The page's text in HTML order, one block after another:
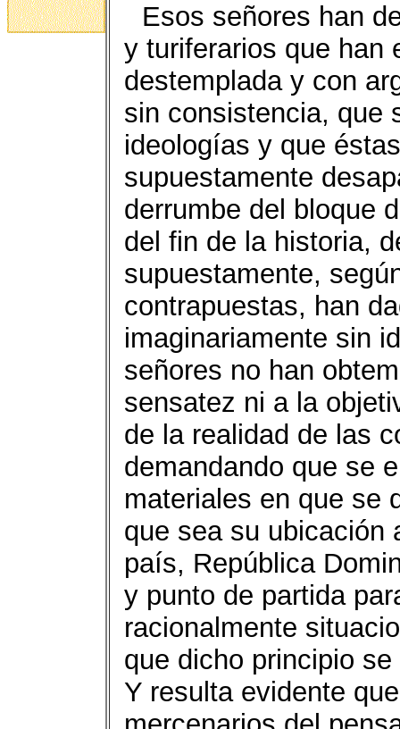
Esos señores han
y turiferarios que han
destemplada y con
sin consistencia, que
ideologías y que
supuestamente
derrumbe del bloque
del fin de la historia,
supuestamente,
contrapuestas, han
imaginariamente sin
señores no han
sensatez ni a la
de la realidad de las
demandando que se
materiales en que se
que sea su ubicación
país, República
y punto de partida
racionalmente
que dicho principio
Y resulta evidente